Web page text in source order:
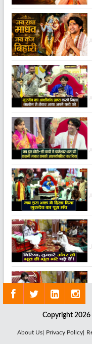
Copyright 2026
About Us| Privacy Policy|